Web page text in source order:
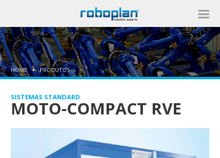
HOME PRODUTOS
SISTEMAS STANDARD
MOTO-COMPACT RVE